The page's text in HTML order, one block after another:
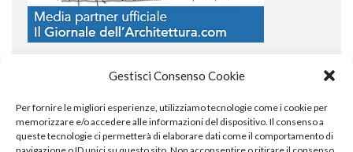
Gestisci Consenso Cookie
Per fornire le migliori esperienze, utilizziamo tecnologie come i cookie per
memorizzare e/o accedere alle informazioni del dispositivo. Il consenso a
queste tecnologie ci permetterà di elaborare dati come il comportamento di
COPYRIGHT